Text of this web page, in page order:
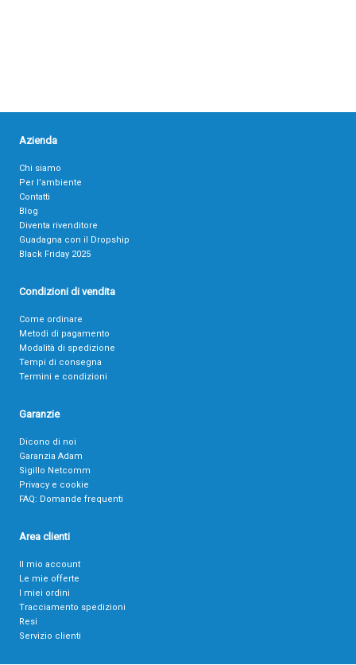
Azienda
Chi siamo
Per l’ambiente
Contatti
Blog
Diventa rivenditore
Guadagna con il Dropship
Black Friday 2025
Condizioni di vendita
Come ordinare
Metodi di pagamento
Modalità di spedizione
Tempi di consegna
Termini e condizioni
Garanzie
Dicono di noi
Garanzia Adam
Sigillo Netcomm
Privacy e cookie
FAQ: Domande frequenti
Area clienti
Il mio account
Le mie offerte
I miei ordini
Tracciamento spedizioni
Resi
Servizio clienti